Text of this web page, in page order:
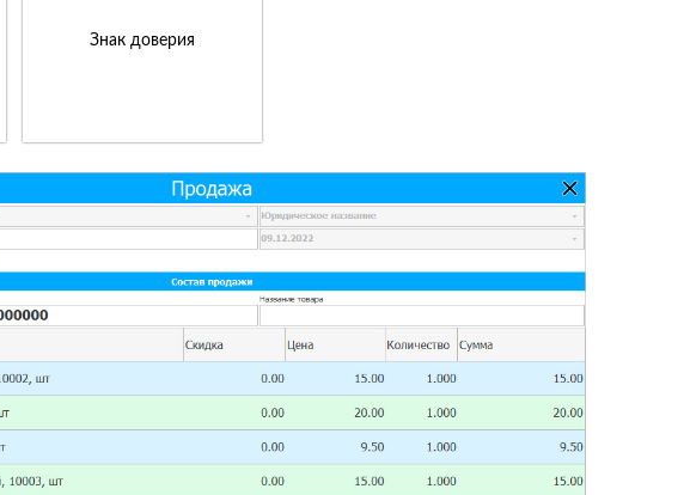
Знак доверия